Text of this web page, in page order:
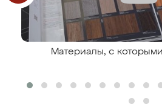
Материалы, с